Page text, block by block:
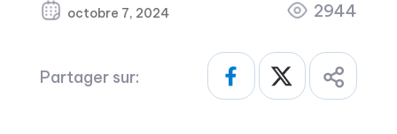
octobre 7, 2024 2944
Partager sur: